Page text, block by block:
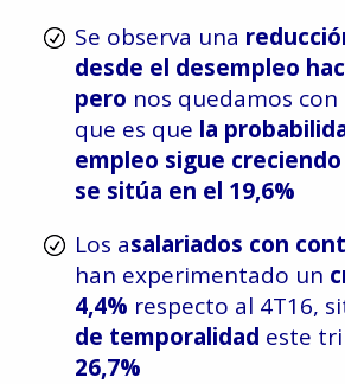
Se observa una
desde el desempleo
pero nos quedamos
que es que la
empleo sigue
se sitúa en el 19,6%
Los asalariados con
han experimentado un
4,4% respecto al 4T16,
de temporalidad este
26,7%